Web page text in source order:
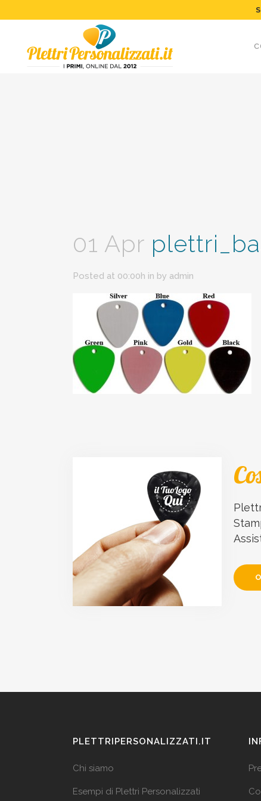
01 Apr
Posted at 00:00h in by admin
PLETTRIPERSONALIZZATI.IT
Chi siamo
Esempi di Plettri Personalizzati